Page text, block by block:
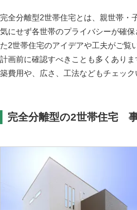
完全分離型2世帯住宅とは、親世帯・
気にせず各世帯のプライバシーが確
た2世帯住宅のアイデアや工夫がご覧
計画前に確認すべきことも多くあり
築費用や、広さ、工法などもチェック
完全分離型の2世帯住宅